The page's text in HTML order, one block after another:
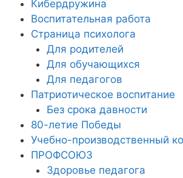
Кибердружина
Воспитательная работа
Страница психолога
Для родителей
Для обучающихся
Для педагогов
Патриотическое воспитание
Без срока давности
80-летие Победы
Учебно-производственный
ПРОФСОЮЗ
Здоровье педагога